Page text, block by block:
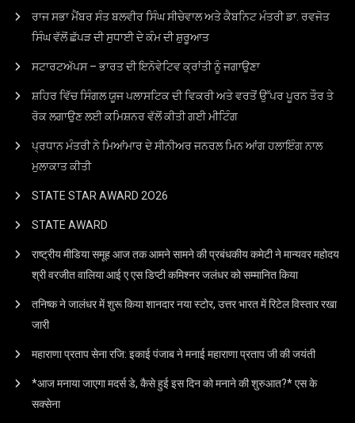
ਰਾਜ ਸਭਾ ਮੈਂਬਰ ਸੰਤ ਬਲਵੀਰ ਸਿੰਘ ਸੀਚੇਵਾਲ ਅਤੇ ਕੈਬਨਿਟ ਮੰਤਰੀ ਡਾ. ਰਵਜੋਤ
ਸਿੰਘ ਵੱਲੋਂ ਛੱਪੜ ਦੀ ਸੁਧਾਈ ਦੇ ਕੰਮ ਦੀ ਸ਼ੁਰੂਆਤ
ਸਟਾਰਟਅੱਪਸ – ਭਾਰਤ ਦੀ ਇਨੋਵੇਟਿਵ ਕ੍ਰਾਂਤੀ ਨੂੰ ਜਗਾਉਣਾ
ਸ਼ਹਿਰ ਵਿੱਚ ਸਿੰਗਲ ਯੂਜ ਪਲਾਸਟਿਕ ਦੀ ਵਿਕਰੀ ਅਤੇ ਵਰਤੋਂ ਉੱਪਰ ਪੂਰਨ ਤੌਰ ਤੇ
ਰੋਕ ਲਗਾਉਣ ਲਈ ਕਮਿਸ਼ਨਰ ਵੱਲੋਂ ਕੀਤੀ ਗਈ ਮੀਟਿੰਗ
ਪ੍ਰਧਾਨ ਮੰਤਰੀ ਨੇ ਮਿਆਂਮਾਰ ਦੇ ਸੀਨੀਅਰ ਜਨਰਲ ਮਿਨ ਆਂਗ ਹਲਾਇੰਗ ਨਾਲ
ਮੁਲਾਕਾਤ ਕੀਤੀ
STATE STAR AWARD 2O26
STATE AWARD
राष्ट्रीय मीडिया समूह आज तक आमने सामने की प्रबंधकीय कमेटी ने मान्यवर महोदय
श्री वरजीत वालिया आई ए एस डिप्टी कमिश्नर जलंधर को सम्मानित किया
तनिष्क ने जालंधर में शुरू किया शानदार नया स्टोर, उत्तर भारत में रिटेल विस्तार रखा
जारी
महाराणा प्रताप सेना रजि: इकाई पंजाब ने मनाई महाराणा प्रताप जी की जयंती
*आज मनाया जाएगा मदर्स डे, कैसे हुई इस दिन को मनाने की शुरुआत?* एस के
सक्सेना